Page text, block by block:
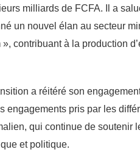
milliards de FCFA. Il a
un nouvel élan au secteur
contribuant à la production
a réitéré son
engagements pris par les
qui continue de soutenir
et politique.